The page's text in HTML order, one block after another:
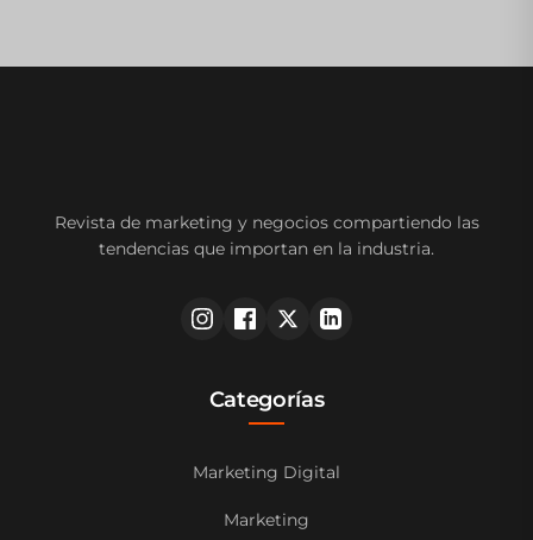
Revista de marketing y negocios compartiendo las
tendencias que importan en la industria.
Categorías
Marketing Digital
Marketing